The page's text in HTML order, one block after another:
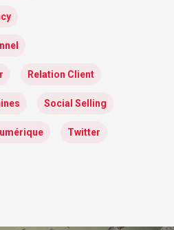
Relation Client
Social Selling
Twitter